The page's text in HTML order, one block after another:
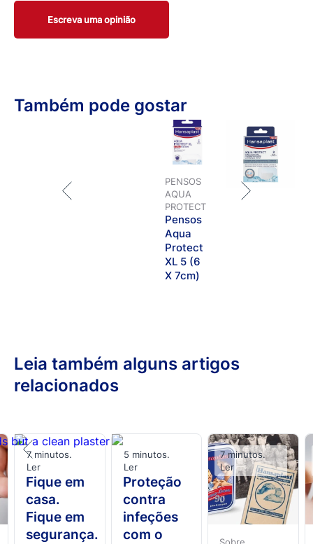
Escreva uma opinião
Também pode gostar
PENSOS
AQUA
PROTECT
Pensos
Aqua
Protect
XL 5 (6
X 7cm)
Leia também alguns artigos
relacionados
Fique em
casa.
Fique em
segurança.
7 minutos.
Ler
Proteção
contra
infeções
com o
5 minutos.
Ler
Sobre
7 minutos.
Ler